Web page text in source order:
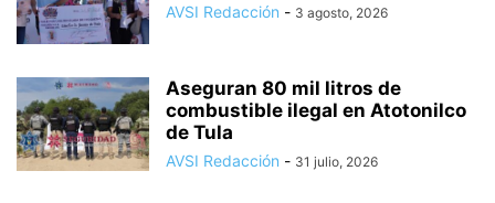
AVSI Redacción - 3 agosto, 2026
Aseguran 80 mil litros de
combustible ilegal en Atotonilco
de Tula
AVSI Redacción - 31 julio, 2026